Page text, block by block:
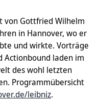
von Gottfried Wilhelm
in Hannover, wo er
und wirkte. Vorträge
Actionbound laden im
des wohl letzten
Programmübersicht
leibniz.